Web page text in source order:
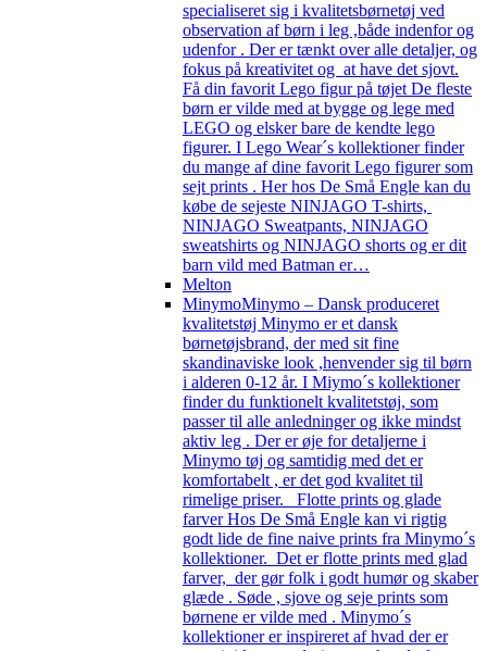
specialiseret sig i kvalitetsbørnetøj ved
observation af børn i leg ,både indenfor og
udenfor . Der er tænkt over alle detaljer, og
fokus på kreativitet og at have det sjovt.
Få din favorit Lego figur på tøjet De fleste
børn er vilde med at bygge og lege med
LEGO og elsker bare de kendte lego
figurer. I Lego Wear´s kollektioner finder
du mange af dine favorit Lego figurer som
sejt prints . Her hos De Små Engle kan du
købe de sejeste NINJAGO T-shirts,
NINJAGO Sweatpants, NINJAGO
sweatshirts og NINJAGO shorts og er dit
barn vild med Batman er…
Melton
MinymoMinymo – Dansk produceret
kvalitetstøj Minymo er et dansk
børnetøjsbrand, der med sit fine
skandinaviske look ,henvender sig til børn
i alderen 0-12 år. I Miymo´s kollektioner
finder du funktionelt kvalitetstøj, som
passer til alle anledninger og ikke mindst
aktiv leg . Der er øje for detaljerne i
Minymo tøj og samtidig med det er
komfortabelt , er det god kvalitet til
rimelige priser. Flotte prints og glade
farver Hos De Små Engle kan vi rigtig
godt lide de fine naive prints fra Minymo´s
kollektioner. Det er flotte prints med glad
farver, der gør folk i godt humør og skaber
glæde . Søde , sjove og seje prints som
børnene er vilde med . Minymo´s
kollektioner er inspireret af hvad der er